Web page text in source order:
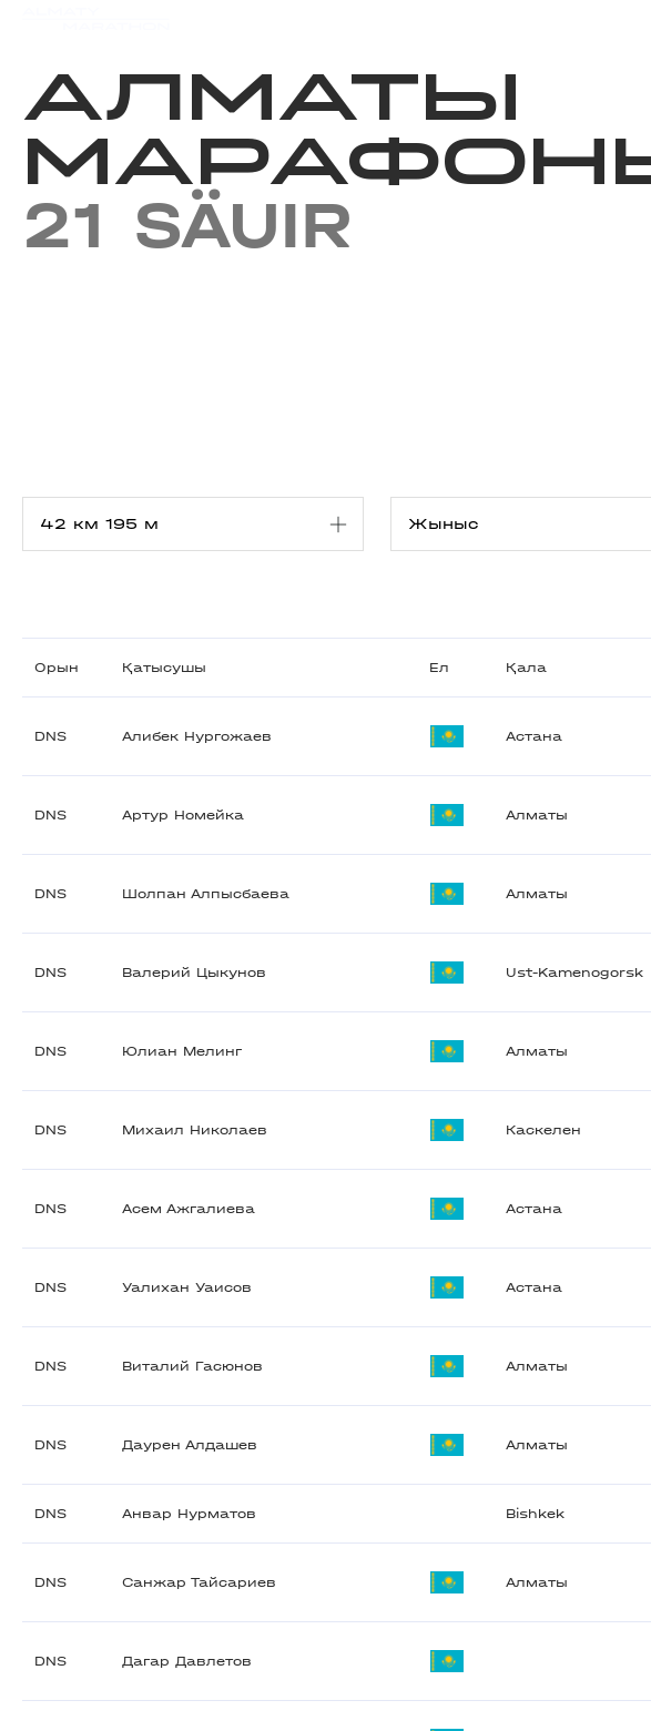
АЛМАТЫ
21 SÄUIR
Орын Қатысушы Ел Қала
DNS Алибек Нургожаев Астана
DNS Артур Номейка Алматы
DNS Шолпан Алпысбаева Алматы
DNS Валерий Цыкунов Ust-Kamenogorsk
DNS Юлиан Мелинг Алматы
DNS Михаил Николаев Каскелен
DNS Асем Ажгалиева Астана
DNS Уалихан Уаисов Астана
DNS Виталий Гасюнов Алматы
DNS Даурен Алдашев Алматы
DNS Анвар Нурматов Bishkek
DNS Санжар Тайсариев Алматы
DNS Дагар Давлетов